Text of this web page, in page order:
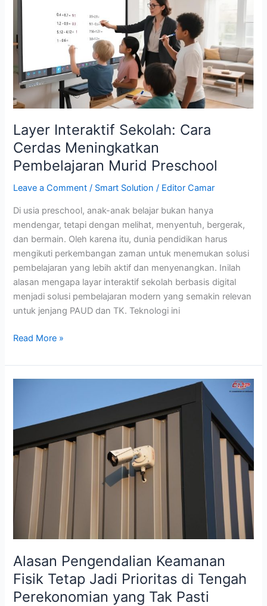
Layer Interaktif Sekolah: Cara
Cerdas Meningkatkan
Pembelajaran Murid Preschool
Leave a Comment / Smart Solution / Editor Camar
Di usia preschool, anak-anak belajar bukan hanya
mendengar, tetapi dengan melihat, menyentuh, bergerak,
dan bermain. Oleh karena itu, dunia pendidikan harus
mengikuti perkembangan zaman untuk menemukan solusi
pembelajaran yang lebih aktif dan menyenangkan. Inilah
alasan mengapa layar interaktif sekolah berbasis digital
menjadi solusi pembelajaran modern yang semakin relevan
untuk jenjang PAUD dan TK. Teknologi ini
Sekolah:
Cara
Cerdas
Meningkatkan
Pembelajaran
Murid
Preschool
Read More »
Alasan Pengendalian Keamanan
Fisik Tetap Jadi Prioritas di Tengah
Perekonomian yang Tak Pasti
Fisik
Tetap
Jadi
Prioritas
Tengah
Perekonomian
yang
Tak
Pasti